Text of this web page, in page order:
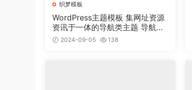
织梦模板
WordPress主题模板 集网址资源
资讯于一体的导航类主题 导航主
题垂直行业模板
2024-09-05 138